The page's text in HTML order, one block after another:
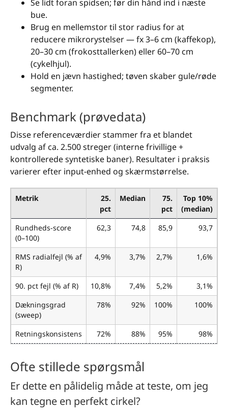
Se lidt foran spidsen; før din hånd ind i næste
bue.
Brug en mellemstor til stor radius for at
reducere mikrorystelser — fx 3–6 cm (kaffekop),
20–30 cm (frokosttallerken) eller 60–70 cm
(cykelhjul).
Hold en jævn hastighed; tøven skaber gule/røde
segmenter.
Benchmark (prøvedata)
Disse referenceværdier stammer fra et blandet
udvalg af ca. 2.500 streger (interne frivillige +
kontrollerede syntetiske baner). Resultater i praksis
varierer efter input-enhed og skærmstørrelse.
Metrik
25.
pct
Median
75.
pct
Top 10%
(median)
Rundheds-score
(0–100)
62,3 74,8 85,9 93,7
RMS radialfejl (% af
R)
4,9% 3,7% 2,7% 1,6%
90. pct fejl (% af R) 10,8% 7,4% 5,2%
3,1%
Dækningsgrad
(sweep)
78% 92% 100% 100%
Retningskonsistens 72% 88% 95% 98%
Ofte stillede spørgsmål
Er dette en pålidelig måde at teste, om jeg
kan tegne en perfekt cirkel?